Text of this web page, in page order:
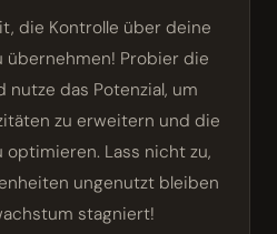
die Kontrolle über deine
übernehmen! Probier die
nutze das Potenzial, um
zu erweitern und die
Lass nicht zu,
ungenutzt bleiben
stagniert!